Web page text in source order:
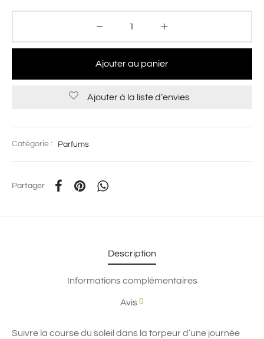
Ajouter au panier
Ajouter à la liste d’envies
Catégorie : Parfums
Partager
Description
Informations complémentaires
Avis 0
Suivre la course du soleil dans la torpeur d’une journée